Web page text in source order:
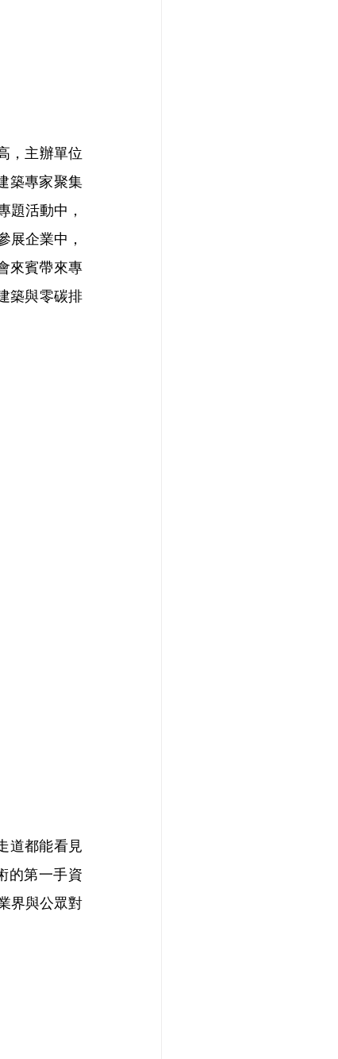
，主辦單位
築專家聚集
題活動中，
展企業中，
來賓帶來專
築與零碳排
道都能看見
的第一手資
界與公眾對